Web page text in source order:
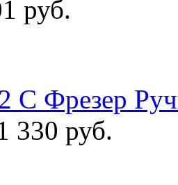
руб.
С Фрезер
330 руб.